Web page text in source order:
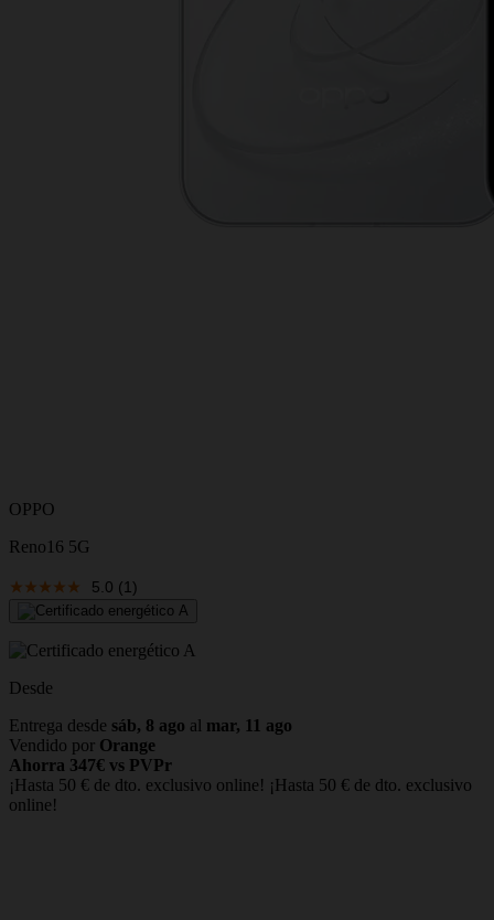
OPPO
Reno16 5G
5.0 (1)
Desde
Entrega desde sáb, 8 ago al mar, 11 ago
Vendido por Orange
Ahorra 347€ vs PVPr
¡Hasta 50 € de dto. exclusivo online! ¡Hasta 50 € de dto. exclusivo
online!